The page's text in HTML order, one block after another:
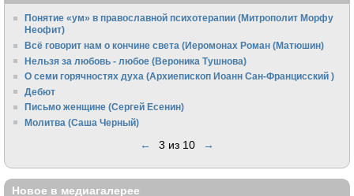
Понятие «ум» в православной психотерапии (Митрополит Морфу
Неофит)
Всё говорит нам о кончине света (Иеромонах Роман (Матюшин)
Нельзя за любовь - любое (Вероника Тушнова)
О семи горячностях духа (Архиепископ Иоанн Сан-Францисский )
Дебют
Письмо женщине (Сергей Есенин)
Молитва (Саша Черный)
← 3 из 10 →
Новое в медиагалерее